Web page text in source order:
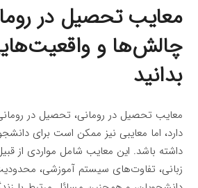
معایب تحصیل در
چالش‌ها و
بدانید
معایب تحصیل در رومانی، تحصیل در
دارد، اما معایبی نیز ممکن است برای
داشته باشد. این معایب شامل مواردی از
زبانی، تفاوت‌های سیستم آموزشی،